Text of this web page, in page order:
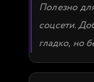
Полезно
соцсети.
гладко, но